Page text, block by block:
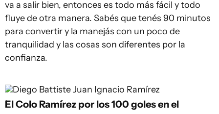
va a salir bien, entonces es todo más fácil y todo
fluye de otra manera. Sabés que tenés 90 minutos
para convertir y la manejás con un poco de
tranquilidad y las cosas son diferentes por la
confianza.
Diego BattisteJuan Ignacio Ramírez
El Colo Ramírez por los 100 goles en el